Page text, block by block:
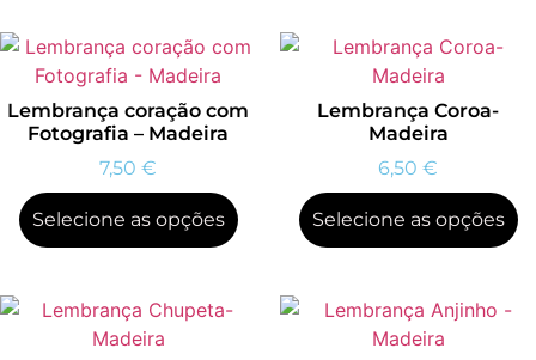
Lembrança coração com
Fotografia – Madeira
7,50 €
Selecione as opções
Lembrança Coroa-
Madeira
6,50 €
Selecione as opções